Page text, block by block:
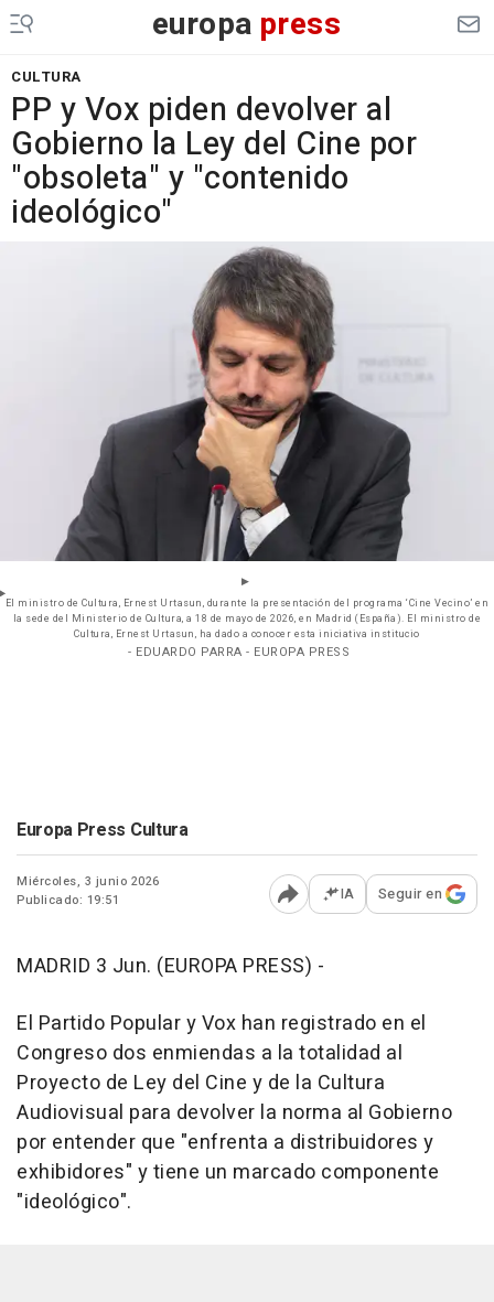
europa press
CULTURA
PP y Vox piden devolver al
Gobierno la Ley del Cine por
"obsoleta" y "contenido
ideológico"
El ministro de Cultura, Ernest Urtasun, durante la presentación del programa ‘Cine Vecino’ en
la sede del Ministerio de Cultura, a 18 de mayo de 2026, en Madrid (España). El ministro de
Cultura, Ernest Urtasun, ha dado a conocer esta iniciativa institucio
- EDUARDO PARRA - EUROPA PRESS
Europa Press Cultura
Miércoles, 3 junio 2026
Publicado: 19:51
Abrir opciones para
IA Seguir en
MADRID 3 Jun. (EUROPA PRESS) -
El Partido Popular y Vox han registrado en el
Congreso dos enmiendas a la totalidad al
Proyecto de Ley del Cine y de la Cultura
Audiovisual para devolver la norma al Gobierno
por entender que "enfrenta a distribuidores y
exhibidores" y tiene un marcado componente
"ideológico".